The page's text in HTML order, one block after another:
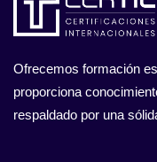
Ofrecemos formación
proporciona
respaldado por una